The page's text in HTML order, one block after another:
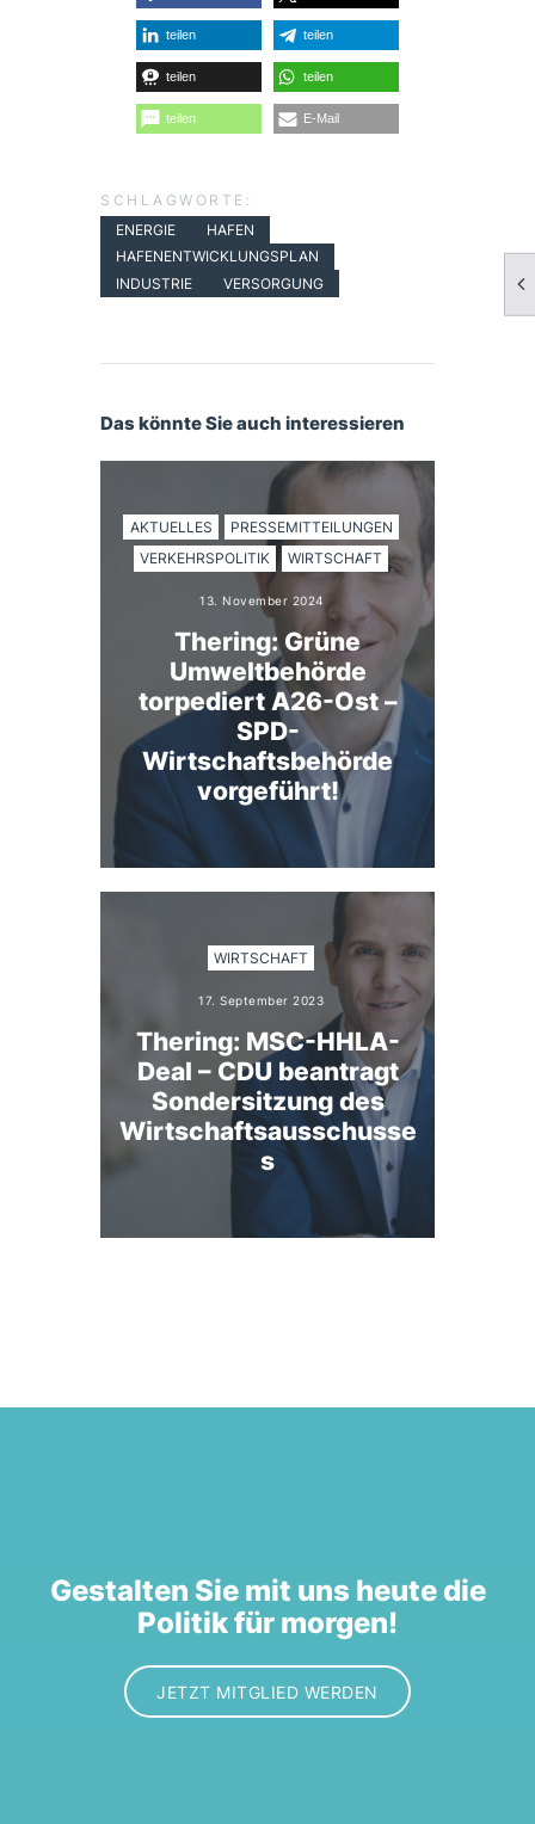
teilen teilen
teilen teilen
teilen E-Mail
SCHLAGWORTE:
ENERGIE
HAFEN
HAFENENTWICKLUNGSPLAN
INDUSTRIE
VERSORGUNG
Das könnte Sie auch interessieren
AKTUELLES
PRESSEMITTEILUNGEN
VERKEHRSPOLITIK
WIRTSCHAFT
13. November 2024
Thering: Grüne
Umweltbehörde
torpediert A26-Ost –
SPD-
Wirtschaftsbehörde
vorgeführt!
WIRTSCHAFT
17. September 2023
Thering: MSC-HHLA-
Deal – CDU beantragt
Sondersitzung des
Wirtschaftsausschusse
s
Gestalten Sie mit uns heute die
Politik für morgen!
JETZT MITGLIED WERDEN